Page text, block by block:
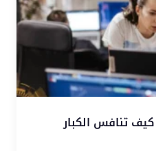
تنافس الكبار